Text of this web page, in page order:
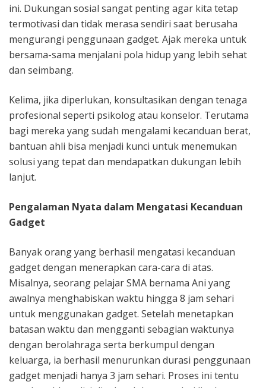
ini. Dukungan sosial sangat penting agar kita tetap
termotivasi dan tidak merasa sendiri saat berusaha
mengurangi penggunaan gadget. Ajak mereka untuk
bersama-sama menjalani pola hidup yang lebih sehat
dan seimbang.
Kelima, jika diperlukan, konsultasikan dengan tenaga
profesional seperti psikolog atau konselor. Terutama
bagi mereka yang sudah mengalami kecanduan berat,
bantuan ahli bisa menjadi kunci untuk menemukan
solusi yang tepat dan mendapatkan dukungan lebih
lanjut.
Pengalaman Nyata dalam Mengatasi Kecanduan
Gadget
Banyak orang yang berhasil mengatasi kecanduan
gadget dengan menerapkan cara-cara di atas.
Misalnya, seorang pelajar SMA bernama Ani yang
awalnya menghabiskan waktu hingga 8 jam sehari
untuk menggunakan gadget. Setelah menetapkan
batasan waktu dan mengganti sebagian waktunya
dengan berolahraga serta berkumpul dengan
keluarga, ia berhasil menurunkan durasi penggunaan
gadget menjadi hanya 3 jam sehari. Proses ini tentu